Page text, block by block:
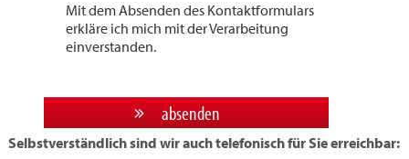
Mit dem Absenden des Kontaktformulars
erkläre ich mich mit der Verarbeitung
einverstanden.
absenden
Selbstverständlich sind wir auch telefonisch für Sie erreichbar: